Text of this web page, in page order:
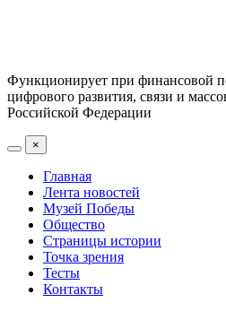
Функционирует при финансовой
цифрового развития, связи и
Российской Федерации
×
Главная
Лента новостей
Музей Победы
Общество
Страницы истории
Точка зрения
Тесты
Контакты